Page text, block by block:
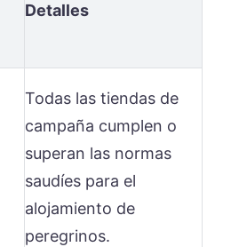
Detalles
Todas las tiendas de
campaña cumplen o
superan las normas
saudíes para el
alojamiento de
peregrinos.